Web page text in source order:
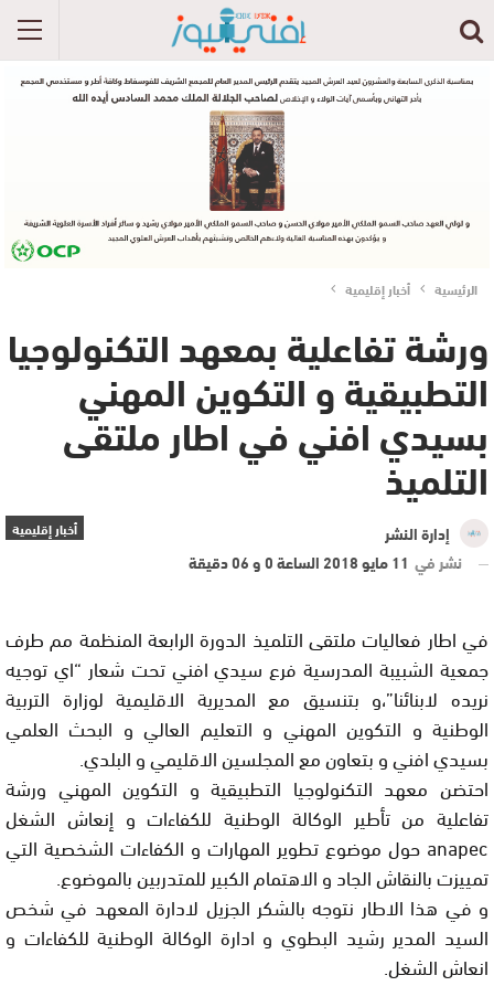
الرئيسية أخبار إقليمية
ورشة تفاعلية بمعهد التكنولوجيا
التطبيقية و التكوين المهني
بسيدي افني في اطار ملتقى
التلميذ
أخبار إقليمية
إدارة النشر
نشر في 11 مايو 2018 الساعة 0 و 06 دقيقة
في اطار فعاليات ملتقى التلميذ الدورة الرابعة المنظمة مم طرف
جمعية الشبيبة المدرسية فرع سيدي افني تحت شعار “اي توجيه
نريده لابنائنا”،و بتنسيق مع المديرية الاقليمية لوزارة التربية
الوطنية و التكوين المهني و التعليم العالي و البحث العلمي
بسيدي افني و بتعاون مع المجلسين الاقليمي و البلدي.
احتضن معهد التكنولوجيا التطبيقية و التكوين المهني ورشة
تفاعلية من تأطير الوكالة الوطنية للكفاءات و إنعاش الشغل
anapec حول موضوع تطوير المهارات و الكفاءات الشخصية التي
تمييزت بالنقاش الجاد و الاهتمام الكبير للمتدربين بالموضوع.
و في هذا الاطار نتوجه بالشكر الجزيل لادارة المعهد في شخص
السيد المدير رشيد البطوي و ادارة الوكالة الوطنية للكفاءات و
انعاش الشغل.